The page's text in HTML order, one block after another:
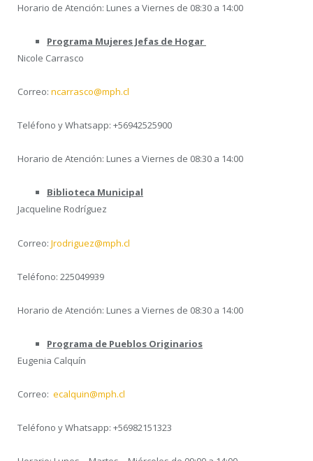
Horario de Atención: Lunes a Viernes de 08:30 a 14:00
Programa Mujeres Jefas de Hogar
Nicole Carrasco
Correo: ncarrasco@mph.cl
Teléfono y Whatsapp: +56942525900
Horario de Atención: Lunes a Viernes de 08:30 a 14:00
Biblioteca Municipal
Jacqueline Rodríguez
Correo: Jrodriguez@mph.cl
Teléfono: 225049939
Horario de Atención: Lunes a Viernes de 08:30 a 14:00
Programa de Pueblos Originarios
Eugenia Calquín
Correo: ecalquin@mph.cl
Teléfono y Whatsapp: +56982151323